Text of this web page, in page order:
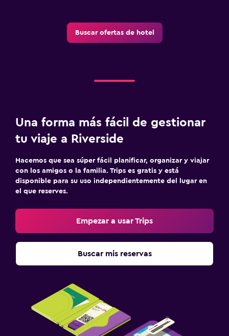
Buscar ofertas de hotel
Una forma más fácil de gestionar
tu viaje a Riverside
Hacemos que sea súper fácil planificar, organizar y viajar
con los amigos o la familia. Trips es gratis y está
disponible para su uso independientemente del lugar en
el que reserves.
Empezar a usar Trips
Buscar mis reservas